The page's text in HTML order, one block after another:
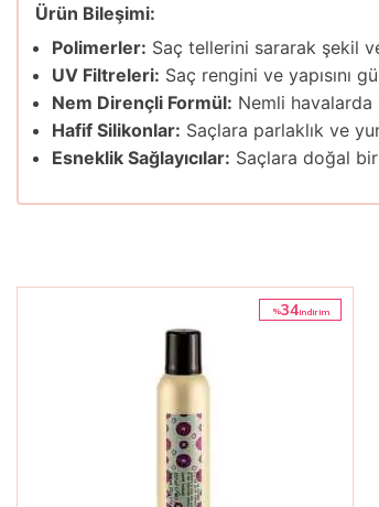
Ürün Bileşimi:
Polimerler: Saç tellerini sararak şekil
UV Filtreleri: Saç rengini ve yapısını
Nem Dirençli Formül: Nemli havalarda
Hafif Silikonlar: Saçlara parlaklık ve
Esneklik Sağlayıcılar: Saçlara doğal
%34i̇ndirim